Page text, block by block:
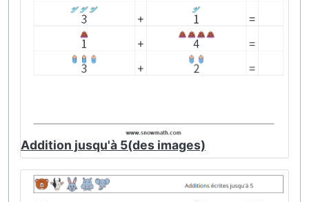
Addition jusqu'à 5(des images)